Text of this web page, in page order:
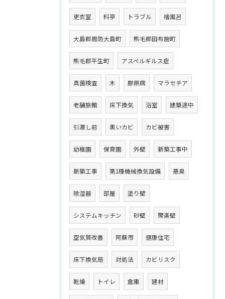
更衣室 料亭 トラブル 檜風呂
大島郡周防大島町 熊毛郡田布施町
熊毛郡平生町 アスペルギルス症
真菌検査 木 膠原病 マラセチア
老舗旅館 床下換気 浴室 建築途中
引渡し前 黒いカビ カビ被害
幼稚園 保育園 外壁 新築工事中
新築工事 第1種機械換気設備 悪臭
除湿器 部屋 塗り壁
システムキッチン 砂壁 聚楽壁
空気質改善 阿蘇市 健康住宅
床下換気扇 対処法 カビリスク
乾燥 トイレ 倉庫 建材